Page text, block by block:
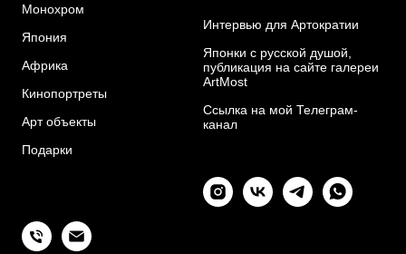
Монохром
Япония
Африка
Кинопортреты
Арт объекты
Подарки
Интервью для Артократии
Японки с русской душой,
публикация на сайте галереи
ArtMost
Ссылка на мой Телеграм-
канал